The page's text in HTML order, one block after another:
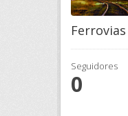
Ferrovias
Seguidores
0